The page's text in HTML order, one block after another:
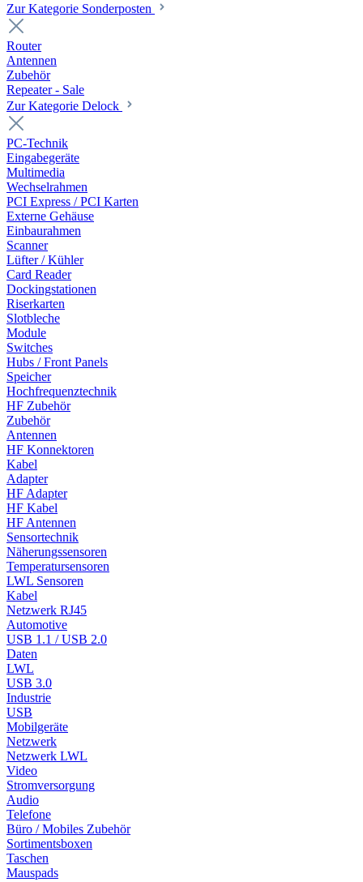
Zur Kategorie Sonderposten
Router
Antennen
Zubehör
Repeater - Sale
Zur Kategorie Delock
PC-Technik
Eingabegeräte
Multimedia
Wechselrahmen
PCI Express / PCI Karten
Externe Gehäuse
Einbaurahmen
Scanner
Lüfter / Kühler
Card Reader
Dockingstationen
Riserkarten
Slotbleche
Module
Switches
Hubs / Front Panels
Speicher
Hochfrequenztechnik
HF Zubehör
Zubehör
Antennen
HF Konnektoren
Kabel
Adapter
HF Adapter
HF Kabel
HF Antennen
Sensortechnik
Näherungssensoren
Temperatursensoren
LWL Sensoren
Kabel
Netzwerk RJ45
Automotive
USB 1.1 / USB 2.0
Daten
LWL
USB 3.0
Industrie
USB
Mobilgeräte
Netzwerk
Netzwerk LWL
Video
Stromversorgung
Audio
Telefone
Büro / Mobiles Zubehör
Sortimentsboxen
Taschen
Mauspads